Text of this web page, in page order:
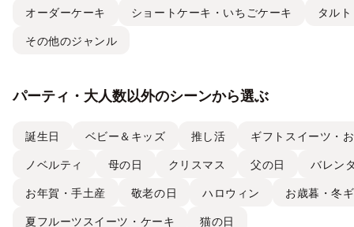
オーダーケーキ ショートケーキ・いちごケーキ タルト
その他のジャンル
パーティ・大人数以外のシーンから選ぶ
誕生日 ベビー＆キッズ 推し活 ギフトスイーツ・
ノベルティ 母の日 クリスマス 父の日 バレン
お年賀・手土産 敬老の日 ハロウィン お歳暮・冬
夏フルーツスイーツ・ケーキ 猫の日